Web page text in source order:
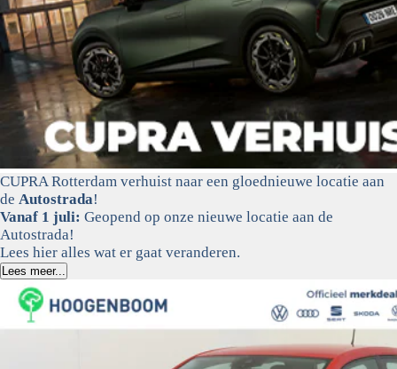
CUPRA Rotterdam verhuist naar een gloednieuwe locatie aan
de Autostrada!
Vanaf 1 juli: Geopend op onze nieuwe locatie aan de
Autostrada!
Lees hier alles wat er gaat veranderen.
Lees meer...